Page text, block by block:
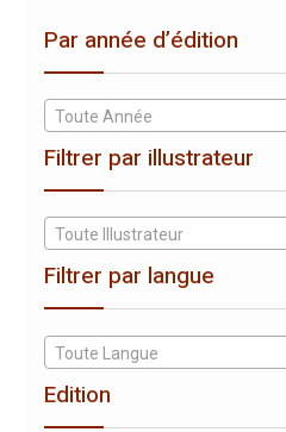
Par année d’édition
Toute Année
Filtrer par illustrateur
Toute Illustrateur
Filtrer par langue
Toute Langue
Edition